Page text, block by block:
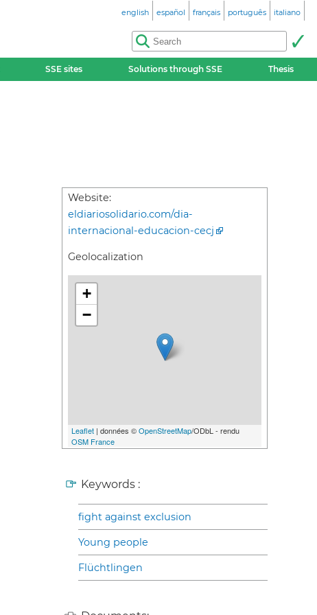
english español français português italiano
SSE sites Solutions through SSE Thesis
Website:
eldiariosolidario.com/dia-
internacional-educacion-cecj
Geolocalization
+
−
Leaflet | données ©OpenStreetMap/ODbL - rendu
OSM France
Keywords :
fight against exclusion
Young people
Flüchtlingen